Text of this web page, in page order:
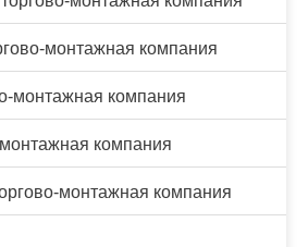
монтажная компания
монтажная компания
компания
монтажная компания